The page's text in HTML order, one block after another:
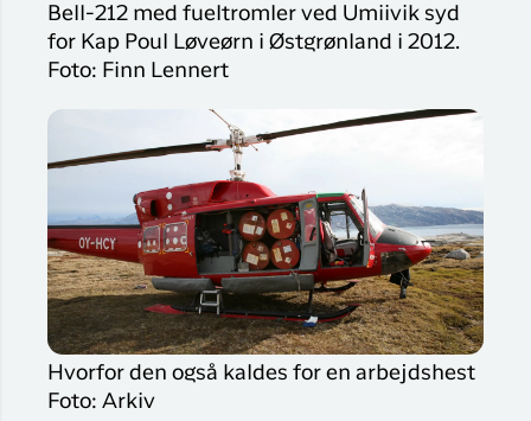
Bell-212 med fueltromler ved Umiivik syd
for Kap Poul Løveørn i Østgrønland i 2012.
Foto: Finn Lennert
Hvorfor den også kaldes for en arbejdshest
Foto: Arkiv